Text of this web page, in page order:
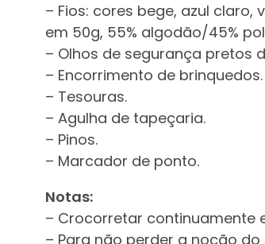
– Fios: cores bege, azul claro,
em 50g, 55% algodão/45%
– Olhos de segurança pretos
– Encorrimento de brinquedos.
– Tesouras.
– Agulha de tapeçaria.
– Pinos.
– Marcador de ponto.
Notas:
– Crocorretar continuamente
– Para não perder a noção